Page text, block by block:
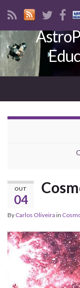
Search
OUT
04
By Carlos Oliveira in